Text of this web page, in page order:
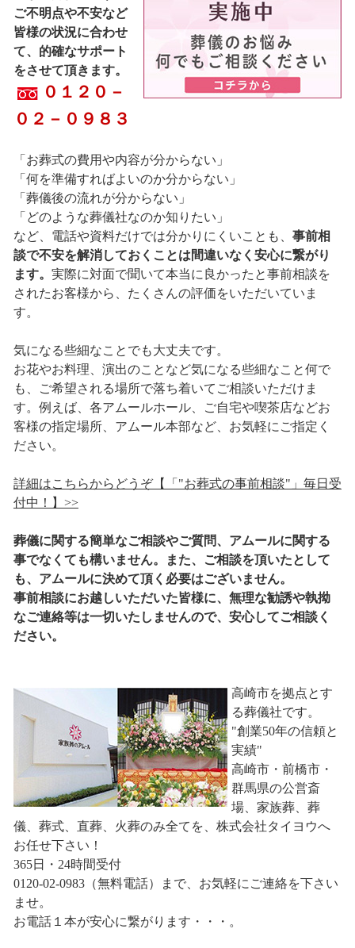
ご不明点や不安など
皆様の状況に合わせ
て、的確なサポート
をさせて頂きます。
０１２０－
０２－０９８３
「お葬式の費用や内容が分からない」
「何を準備すればよいのか分からない」
「葬儀後の流れが分からない」
「どのような葬儀社なのか知りたい」
など、電話や資料だけでは分かりにくいことも、 事前相
談で不安を解消しておくことは間違いなく安心に繋がり
ます。 実際に対面で聞いて本当に良かったと事前相談を
されたお客様から、たくさんの評価をいただいていま
す。
気になる些細なことでも大丈夫です。
お花やお料理、演出のことなど気になる些細なこと何で
も、ご希望される場所で落ち着いてご相談いただけま
す。例えば、各アムールホール、ご自宅や喫茶店などお
客様の指定場所、アムール本部など、お気軽にご指定く
ださい。
詳細はこちらからどうぞ【「"お葬式の事前相談"」毎日受
付中！】>>
葬儀に関する簡単なご相談やご質問、アムールに関する
事でなくても構いません。また、ご相談を頂いたとして
も、アムールに決めて頂く必要はございません。
事前相談にお越しいただいた皆様に、無理な勧誘や執拗
なご連絡等は一切いたしませんので、安心してご相談く
ださい。
高崎市を拠点とす
る葬儀社です。
"創業50年の信頼と
実績"
高崎市・前橋市・
群馬県の公営斎
場、家族葬、葬
儀、葬式、直葬、火葬のみ全てを、株式会社タイヨウへ
お任せ下さい！
365日・24時間受付
0120-02-0983（無料電話）まで、お気軽にご連絡を下さい
ませ。
お電話１本が安心に繋がります・・・。